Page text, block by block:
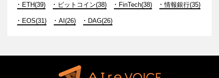
ETH(39) ビットコイン(38) FinTech(38) 情報銀行(35)
EOS(31) AI(26) DAG(26)